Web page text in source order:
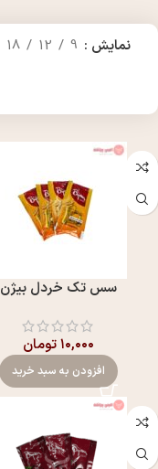
نمایش 9
12
18
سس تک خردل بيژن
۱۰,۰۰۰تومان
افزودن به سبد خرید